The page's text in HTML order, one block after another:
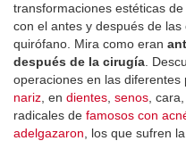
transformaciones estéticas
con el antes y después de
quirófano. Mira como eran
después de la cirugía .
operaciones en las diferentes
nariz , en dientes senos , cara,
radicales de famosos con
adelgazaron , los que sufren la